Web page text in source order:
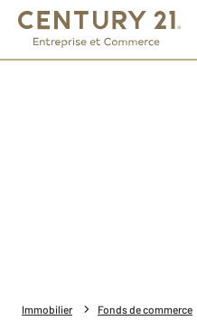
Immobilier Fonds de commerce